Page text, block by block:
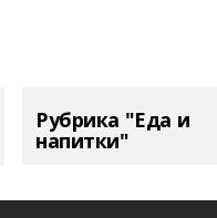
Рубрика "Еда и
напитки"